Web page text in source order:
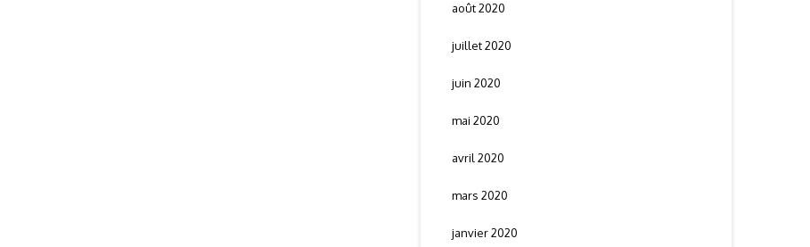
août 2020
juillet 2020
juin 2020
mai 2020
avril 2020
mars 2020
janvier 2020